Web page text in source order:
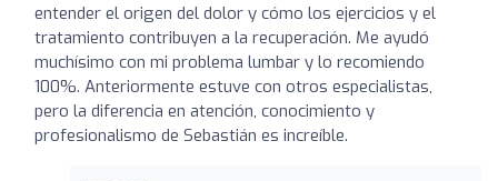
entender el origen del dolor y cómo los ejercicios y el
tratamiento contribuyen a la recuperación. Me ayudó
muchísimo con mi problema lumbar y lo recomiendo
100%. Anteriormente estuve con otros especialistas,
pero la diferencia en atención, conocimiento y
profesionalismo de Sebastián es increíble.